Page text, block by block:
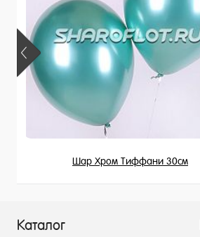
Шар Хром Тиффани 30см
Каталог